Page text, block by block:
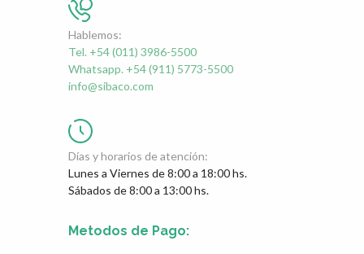
Hablemos:
Tel. +54 (011) 3986-5500
Whatsapp. +54 (911) 5773-5500
info@sibaco.com
Días y horarios de atención:
Lunes a Viernes de 8:00 a 18:00 hs.
Sábados de 8:00 a 13:00 hs.
Metodos de Pago: